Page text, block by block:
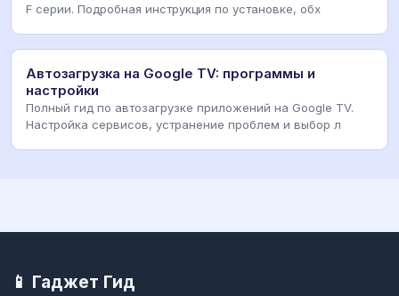
F серии. Подробная инструкция по установке, обх
Автозагрузка на Google TV: программы и
настройки
Полный гид по автозагрузке приложений на Google TV.
Настройка сервисов, устранение проблем и выбор л
📱 Гаджет Гид